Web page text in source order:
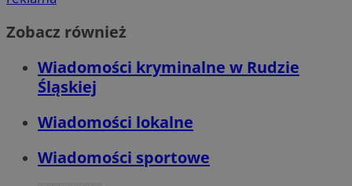
Zobacz również
Wiadomości kryminalne w Rudzie
Śląskiej
Wiadomości lokalne
Wiadomości sportowe